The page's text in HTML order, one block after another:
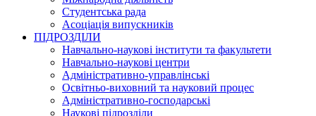
Студентська рада
Асоціація випускників
ПІДРОЗДІЛИ
Навчально-наукові інститути та факультети
Навчально-наукові центри
Адміністративно-управлінські
Освітньо-виховний та науковий процес
Адміністративно-господарські
Наукові підрозділи